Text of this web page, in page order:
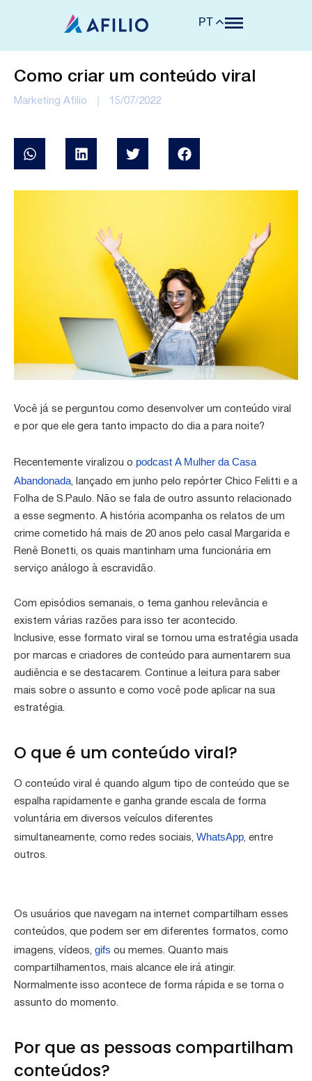
PT
Como criar um conteúdo viral
Marketing Afilio 15/07/2022
Você já se perguntou como desenvolver um conteúdo viral
e por que ele gera tanto impacto do dia a para noite?
Recentemente viralizou o podcast A Mulher da Casa
Abandonada, lançado em junho pelo repórter Chico Felitti e a
Folha de S.Paulo. Não se fala de outro assunto relacionado
a esse segmento. A história acompanha os relatos de um
crime cometido há mais de 20 anos pelo casal Margarida e
Renê Bonetti, os quais mantinham uma funcionária em
serviço análogo à escravidão.
Com episódios semanais, o tema ganhou relevância e
existem várias razões para isso ter acontecido.
Inclusive, esse formato viral se tornou uma estratégia usada
por marcas e criadores de conteúdo para aumentarem sua
audiência e se destacarem. Continue a leitura para saber
mais sobre o assunto e como você pode aplicar na sua
estratégia.
O que é um conteúdo viral?
O conteúdo viral é quando algum tipo de conteúdo que se
espalha rapidamente e ganha grande escala de forma
voluntária em diversos veículos diferentes
simultaneamente, como redes sociais, WhatsApp, entre
outros.
Os usuários que navegam na internet compartilham esses
conteúdos, que podem ser em diferentes formatos, como
imagens, vídeos, gifs ou memes. Quanto mais
compartilhamentos, mais alcance ele irá atingir.
Normalmente isso acontece de forma rápida e se torna o
assunto do momento.
Por que as pessoas compartilham
conteúdos?